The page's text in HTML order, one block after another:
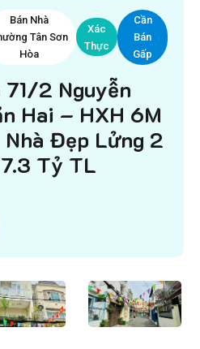
Bán Nhà
Tân Sơn
Hòa
Xác
Thực
Cần
Bán
Gấp
71/2 Nguyễn
Hai – HXH 6M
Nhà Đẹp Lửng 2
Tỷ TL